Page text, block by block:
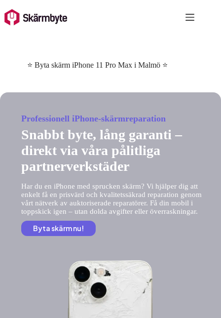
to
content
⭐ Byta skärm iPhone 11 Pro Max i Malmö ⭐
Professionell iPhone-skärmreparation
Snabbt byte, lång garanti –
direkt via våra pålitliga
partnerverkstäder
Har du en iPhone med sprucken skärm? Vi hjälper dig att
enkelt få en prisvärd och kvalitetssäkrad reparation genom
vårt nätverk av auktoriserade reparatörer. Få din mobil i
toppskick igen – utan dolda avgifter eller överraskningar.
Byta skärm nu!